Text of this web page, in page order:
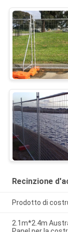
Recinzione
Prodotto di
2.1m*2.4m